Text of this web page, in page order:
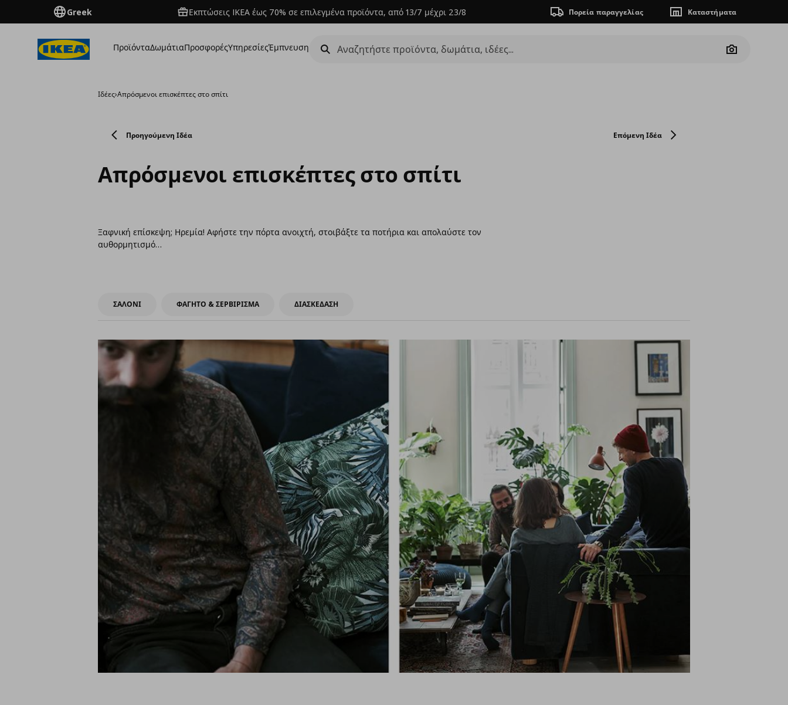
Greek Εκπτώσεις IKEA έως 70% σε επιλεγμένα προϊόντα, από 13/7 μέχρι 23/8 Πορεία παραγγελίας Καταστήματα
ΠροϊόνταΔωμάτιαΠροσφορέςΥπηρεσίεςΈμπνευση
Camera
Ιδέες›Απρόσμενοι επισκέπτες στο σπίτι
Προηγούμενη Ιδέα Επόμενη Ιδέα
Απρόσμενοι επισκέπτες στο σπίτι
Ξαφνική επίσκεψη; Ηρεμία! Αφήστε την πόρτα ανοιχτή, στοιβάξτε τα ποτήρια και απολαύστε τον
αυθορμητισμό…
ΣΑΛΟΝΙ ΦΑΓΗΤΟ & ΣΕΡΒΙΡΙΣΜΑ ΔΙΑΣΚΕΔΑΣΗ